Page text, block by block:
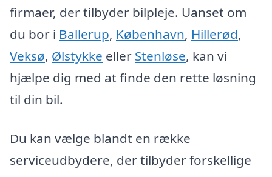
firmaer, der tilbyder bilpleje. Uanset om
du bor i Ballerup, København, Hillerød,
Veksø, Ølstykke eller Stenløse, kan vi
hjælpe dig med at finde den rette løsning
til din bil.
Du kan vælge blandt en række
serviceudbydere, der tilbyder forskellige